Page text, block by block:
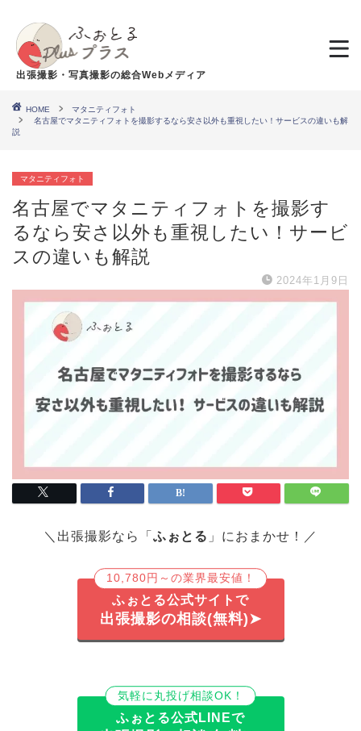
出張撮影・写真撮影の総合Webメディア
HOME
マタニティフォト
名古屋でマタニティフォトを撮影するなら安さ以外も重視したい！サービスの違いも解
説
マタニティフォト
名古屋でマタニティフォトを撮影す
るなら安さ以外も重視したい！サービ
スの違いも解説
2024年1月9日
＼出張撮影なら「 ふぉとる 」におまかせ！／
10,780円～の業界最安値！
ふぉとる公式サイトで
出張撮影の相談(無料)➤
気軽に丸投げ相談OK！
ふぉとる公式LINEで